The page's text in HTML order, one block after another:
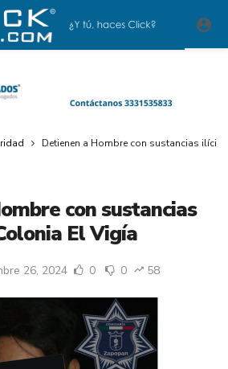
Detienen a Hombre con sustancias
con sustancias
El Vigía
26, 2024 0 0 58